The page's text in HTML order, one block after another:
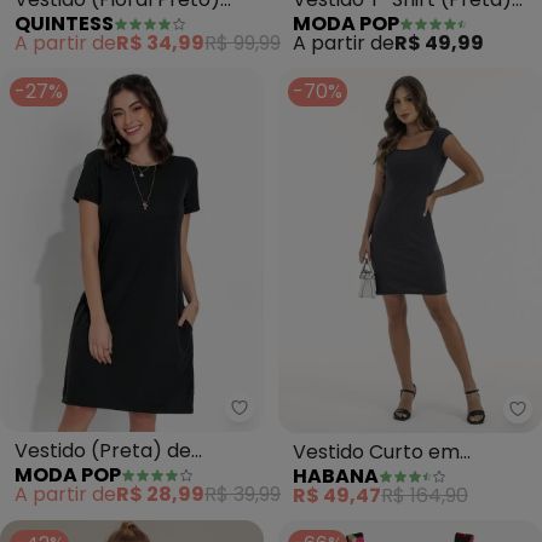
com Babadinhos
QUINTESS
A partir deR$ 34,99R$ 99,99
com Estampa na Frente
MODA POP
A partir deR$ 49,99
-27%
Moda Pop - Vestido (Preta) de
Vestido (Preta) de
Manga Curta
MODA POP
A partir deR$ 28,99R$ 39,99
-70%
Vestido Curto em
Canelado (Preto)
HABANA
R$ 49,47R$ 164,90